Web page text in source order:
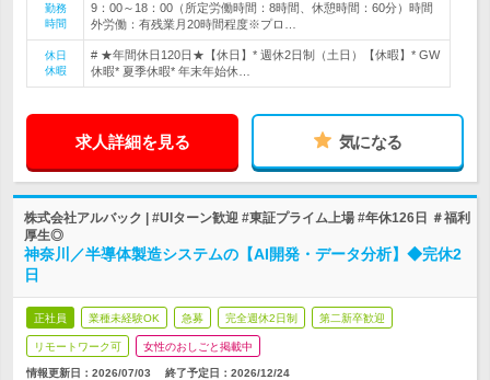
勤務
時間
9：00～18：00（所定労働時間：8時間、休憩時間：60分）時間
外労働：有残業月20時間程度※プロ…
休日
休暇
# ★年間休日120日★【休日】* 週休2日制（土日）【休暇】* GW
休暇* 夏季休暇* 年末年始休…
求人詳細を見る 気になる
株式会社アルバック | #UIターン歓迎 #東証プライム上場 #年休126日 ＃福利
厚生◎
神奈川／半導体製造システムの【AI開発・データ分析】◆完休2
日
正社員 業種未経験OK 急募 完全週休2日制 第二新卒歓迎
リモートワーク可 女性のおしごと掲載中
情報更新日：2026/07/03 終了予定日： 2026/12/24